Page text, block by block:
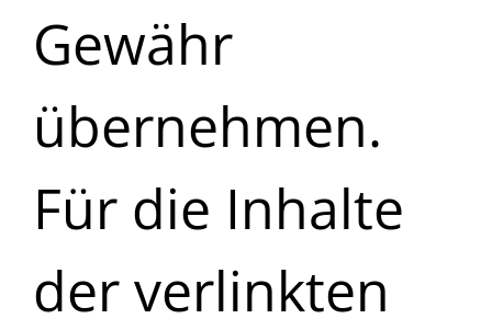
Gewähr
übernehmen.
Für die Inhalte
der verlinkten